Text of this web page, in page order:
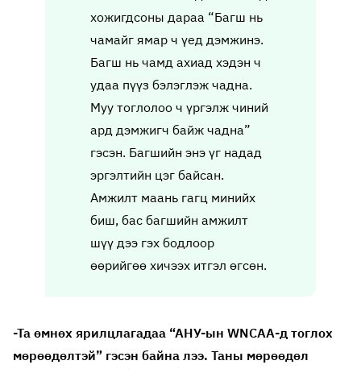
хожигдсоны дараа “Багш нь
чамайг ямар ч үед дэмжинэ.
Багш нь чамд ахиад хэдэн ч
удаа пүүз бэлэглэж чадна.
Муу тоглолоо ч үргэлж чиний
ард дэмжигч байж чадна”
гэсэн. Багшийн энэ үг надад
эргэлтийн цэг байсан.
Амжилт маань гагц минийх
биш, бас багшийн амжилт
шүү дээ гэх бодлоор
өөрийгөө хичээх итгэл өгсөн.
-Та өмнөх ярилцлагадаа “АНУ-ын WNCAA-д тоглох
мөрөөдөлтэй” гэсэн байна лээ. Таны мөрөөдөл